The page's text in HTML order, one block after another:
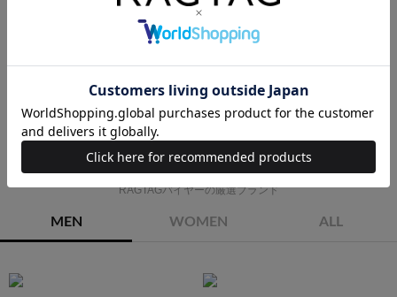
パンツの他のカテゴリから探す
ショートパンツ
PICK UP BRAND
RAGTAGバイヤーの厳選ブランド
MEN WOMEN ALL